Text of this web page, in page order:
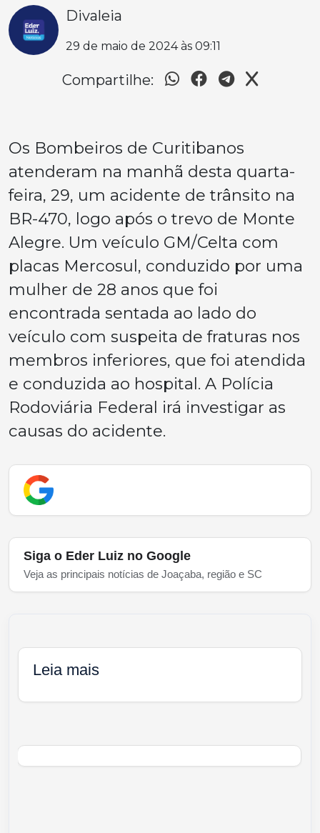
Divaleia
29 de maio de 2024 às 09:11
Compartilhe:
Os Bombeiros de Curitibanos
atenderam na manhã desta quarta-
feira, 29, um acidente de trânsito na
BR-470, logo após o trevo de Monte
Alegre. Um veículo GM/Celta com
placas Mercosul, conduzido por uma
mulher de 28 anos que foi
encontrada sentada ao lado do
veículo com suspeita de fraturas nos
membros inferiores, que foi atendida
e conduzida ao hospital. A Polícia
Rodoviária Federal irá investigar as
causas do acidente.
Siga o Eder Luiz no Google
Veja as principais notícias de Joaçaba, região e SC
Leia mais